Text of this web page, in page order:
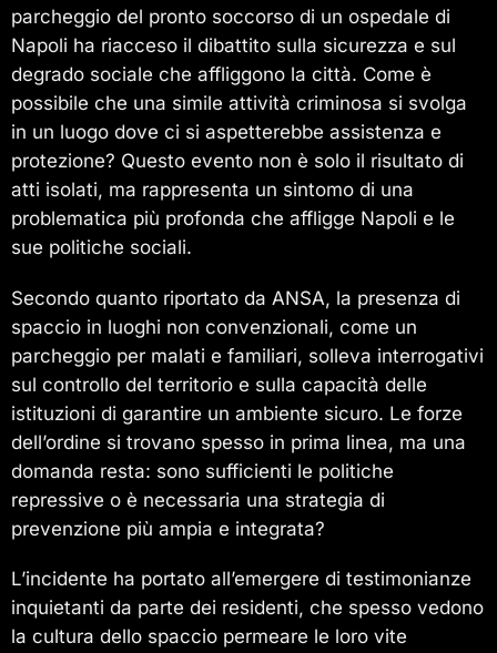
parcheggio del pronto soccorso di un ospedale di
Napoli ha riacceso il dibattito sulla sicurezza e sul
degrado sociale che affliggono la città. Come è
possibile che una simile attività criminosa si svolga
in un luogo dove ci si aspetterebbe assistenza e
protezione? Questo evento non è solo il risultato di
atti isolati, ma rappresenta un sintomo di una
problematica più profonda che affligge Napoli e le
sue politiche sociali.
Secondo quanto riportato da ANSA, la presenza di
spaccio in luoghi non convenzionali, come un
parcheggio per malati e familiari, solleva interrogativi
sul controllo del territorio e sulla capacità delle
istituzioni di garantire un ambiente sicuro. Le forze
dell’ordine si trovano spesso in prima linea, ma una
domanda resta: sono sufficienti le politiche
repressive o è necessaria una strategia di
prevenzione più ampia e integrata?
L’incidente ha portato all’emergere di testimonianze
inquietanti da parte dei residenti, che spesso vedono
la cultura dello spaccio permeare le loro vite